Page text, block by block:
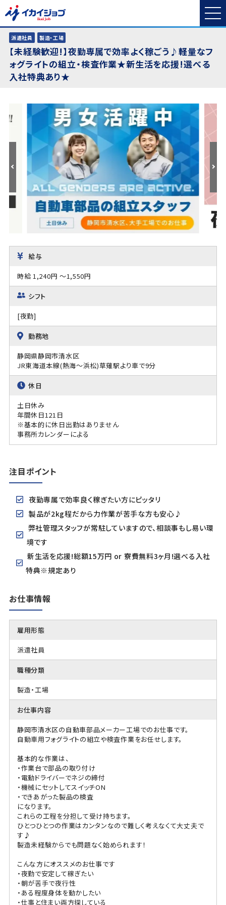
派遣社員 製造・工場
【未経験歓迎!】夜勤専属で効率よく稼ごう♪軽量なフ
ォグライトの組立・検査作業★新生活を応援!選べる
入社特典あり★
給与
時給 1,240円 ～1,550円
シフト
[夜勤]
勤務地
静岡県静岡市清水区
JR東海道本線(熱海～浜松)草薙駅より車で9分
休日
土日休み
年間休日121日
※基本的に休日出勤はありません
事務所カレンダーによる
注目ポイント
夜勤専属で効率良く稼ぎたい方にピッタリ
製品が2kg程だから力作業が苦手な方も安心♪
弊社管理スタッフが常駐していますので、相談事もし易い環
境です
新生活を応援!総額15万円 or 寮費無料3ヶ月!選べる入社
特典※規定あり
お仕事情報
雇用形態
派遣社員
職種分類
製造・工場
お仕事内容
静岡市清水区の自動車部品メーカー工場でのお仕事です。
自動車用フォグライトの組立や検査作業をお任せします。
基本的な作業は、
・作業台で部品の取り付け
・電動ドライバーでネジの締付
・機械にセットしてスイッチON
・できあがった製品の検査
になります。
これらの工程を分担して受け持ちます。
ひとつひとつの作業はカンタンなので難しく考えなくて大丈夫で
す♪
製造未経験からでも問題なく始められます！
こんな方にオススメのお仕事です
・夜勤で安定して稼ぎたい
・朝が苦手で夜行性
・ある程度身体を動かしたい
・仕事と住まい両方探している